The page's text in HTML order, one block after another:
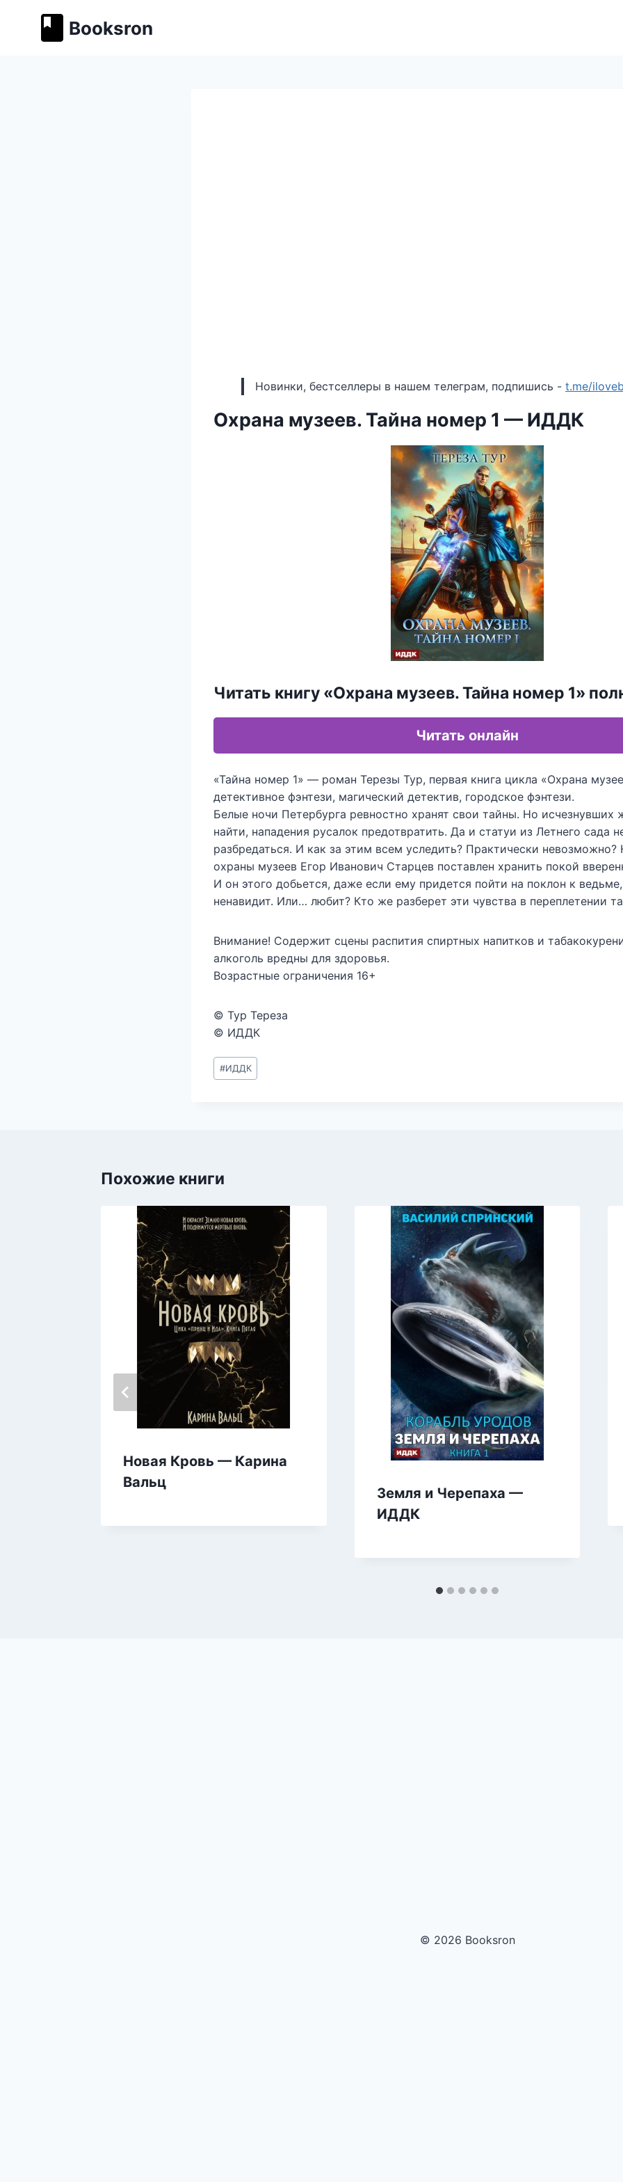
содержимому
Booksron
Новинки, бестселлеры в нашем телеграм, подпишись - t.me/
Охрана музеев. Тайна номер 1 — ИДДК
Читать книгу «Охрана музеев. Тайна номер 1»
Читать онлайн
«Тайна номер 1» — роман Терезы Тур, первая книга цикла «Охрана
детективное фэнтези, магический детектив, городское фэнтези.
Белые ночи Петербурга ревностно хранят свои тайны. Но исчезнувших
найти, нападения русалок предотвратить. Да и статуи из Летнего сада
разбредаться. И как за этим всем уследить? Практически невозможно?
охраны музеев Егор Иванович Старцев поставлен хранить покой
И он этого добьется, даже если ему придется пойти на поклон к
ненавидит. Или… любит? Кто же разберет эти чувства в переплетении
Внимание! Содержит сцены распития спиртных напитков и
алкоголь вредны для здоровья.
Возрастные ограничения 16+
© Тур Тереза
© ИДДК
Метки
записи:
#ИДДК
Похожие книги
Новая Кровь — Карина
Вальц
Земля и Черепаха —
ИДДК
© 2026 Booksron